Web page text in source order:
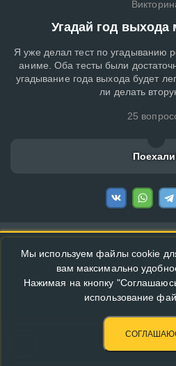
Угадай год выхода
Я уже делал тест по угадыванию
аниме. Оба тесты были
угадывание года выхода будет
ли делать
25
Мы используем файлы cookie
вам максимально
Нажимая на кнопку
использование